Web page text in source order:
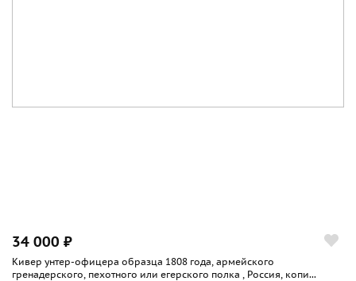
34 000 ₽
Кивер унтер-офицера образца 1808 года, армейского
гренадерского, пехотного или егерского полка , Россия, копи...